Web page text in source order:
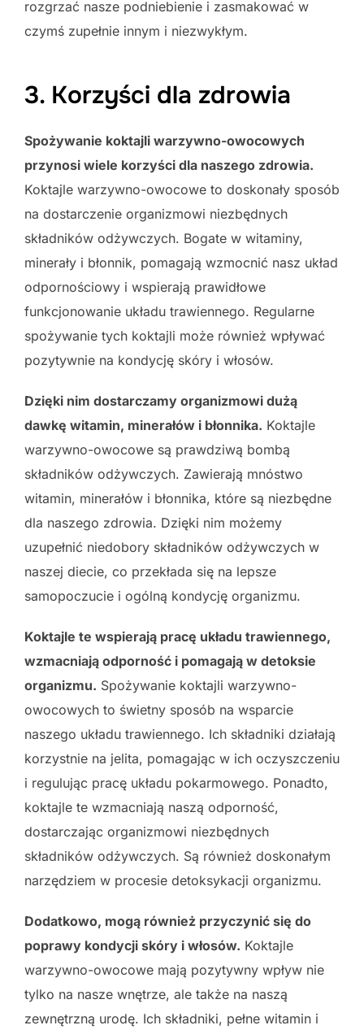
rozgrzać nasze podniebienie i zasmakować w
czymś zupełnie innym i niezwykłym.
3. Korzyści dla zdrowia
Spożywanie koktajli warzywno-owocowych
przynosi wiele korzyści dla naszego zdrowia.
Koktajle warzywno-owocowe to doskonały sposób
na dostarczenie organizmowi niezbędnych
składników odżywczych. Bogate w witaminy,
minerały i błonnik, pomagają wzmocnić nasz układ
odpornościowy i wspierają prawidłowe
funkcjonowanie układu trawiennego. Regularne
spożywanie tych koktajli może również wpływać
pozytywnie na kondycję skóry i włosów.
Dzięki nim dostarczamy organizmowi dużą
dawkę witamin, minerałów i błonnika. Koktajle
warzywno-owocowe są prawdziwą bombą
składników odżywczych. Zawierają mnóstwo
witamin, minerałów i błonnika, które są niezbędne
dla naszego zdrowia. Dzięki nim możemy
uzupełnić niedobory składników odżywczych w
naszej diecie, co przekłada się na lepsze
samopoczucie i ogólną kondycję organizmu.
Koktajle te wspierają pracę układu trawiennego,
wzmacniają odporność i pomagają w detoksie
organizmu. Spożywanie koktajli warzywno-
owocowych to świetny sposób na wsparcie
naszego układu trawiennego. Ich składniki działają
korzystnie na jelita, pomagając w ich oczyszczeniu
i regulując pracę układu pokarmowego. Ponadto,
koktajle te wzmacniają naszą odporność,
dostarczając organizmowi niezbędnych
składników odżywczych. Są również doskonałym
narzędziem w procesie detoksykacji organizmu.
Dodatkowo, mogą również przyczynić się do
poprawy kondycji skóry i włosów. Koktajle
warzywno-owocowe mają pozytywny wpływ nie
tylko na nasze wnętrze, ale także na naszą
zewnętrzną urodę. Ich składniki, pełne witamin i